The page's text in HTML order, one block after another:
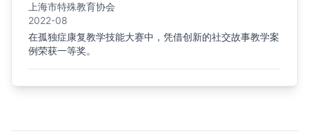
上海市特殊教育协会
2022-08
在孤独症康复教学技能大赛中，凭借创新的社交故事教学案
例荣获一等奖。